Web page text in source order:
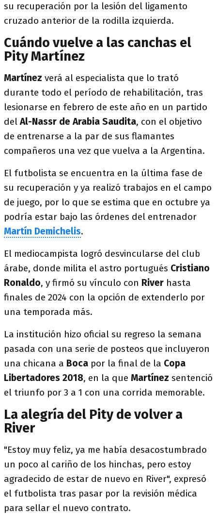
su recuperación por la lesión del ligamento
cruzado anterior de la rodilla izquierda.
Cuándo vuelve a las canchas el
Pity Martínez
Martínez verá al especialista que lo trató
durante todo el período de rehabilitación, tras
lesionarse en febrero de este año en un partido
delAl-Nassr de Arabia Saudita, con el objetivo
de entrenarse a la par de sus flamantes
compañeros una vez que vuelva a la Argentina.
El futbolista se encuentra en la última fase de
su recuperación y ya realizó trabajos en el campo
de juego, por lo que se estima que en octubre ya
podría estar bajo las órdenes del entrenador
Martín Demichelis.
El mediocampista logró desvincularse del club
árabe, donde milita el astro portugués Cristiano
Ronaldo, y firmó su vínculo con River hasta
finales de 2024 con la opción de extenderlo por
una temporada más.
La institución hizo oficial su regreso la semana
pasada con una serie de posteos que incluyeron
una chicana a Boca por la final de la Copa
Libertadores 2018, en la que Martínez sentenció
el triunfo por 3 a 1 con una corrida memorable.
La alegría del Pity de volver a
River
"Estoy muy feliz, ya me había desacostumbrado
un poco al cariño de los hinchas, pero estoy
agradecido de estar de nuevo en River", expresó
el futbolista tras pasar por la revisión médica
para sellar el nuevo contrato.